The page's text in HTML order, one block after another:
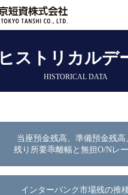
ヒストリカルデ
HISTORICAL DATA
当座預金残高、準備預金残高
残り所要乖離幅と無担O/Nレ
インターバンク市場残の推